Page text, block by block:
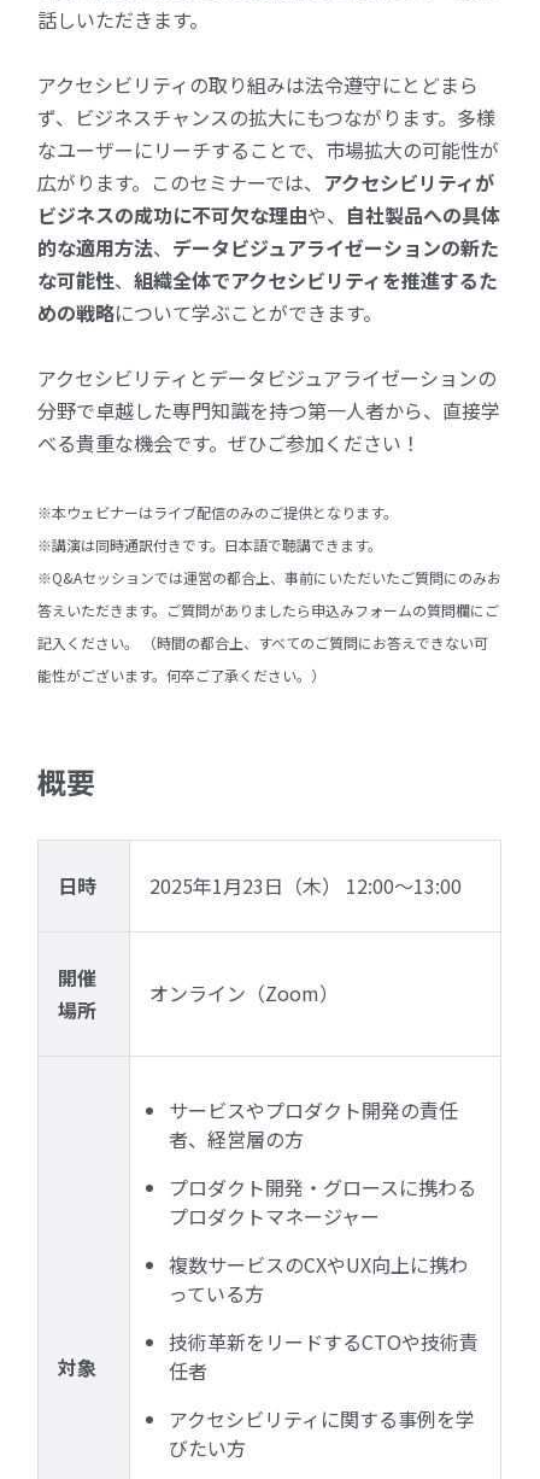
話しいただきます。
アクセシビリティの取り組みは法令遵守にとどまら
ず、ビジネスチャンスの拡大にもつながります。多様
なユーザーにリーチすることで、市場拡大の可能性が
広がります。このセミナーでは、 アクセシビリティが
ビジネスの成功に不可欠な理由や、 自社製品への具体
的な適用方法、 データビジュアライゼーションの新た
な可能性、組織全体でアクセシビリティを推進するた
めの戦略について学ぶことができます。
アクセシビリティとデータビジュアライゼーションの
分野で卓越した専門知識を持つ第一人者から、直接学
べる貴重な機会です。ぜひご参加ください！
※本ウェビナーはライブ配信のみのご提供となります。
※講演は同時通訳付きです。日本語で聴講できます。
※Q&Aセッションでは運営の都合上、事前にいただいたご質問にのみお
答えいただきます。 ご質問がありましたら申込みフォームの質問欄にご
記入ください。 （時間の都合上、すべてのご質問にお答えできない可
能性がございます。何卒ご了承ください。）
概要
日時 2025年1月23日（木） 12:00〜13:00
開催
場所
オンライン（Zoom）
対象
サービスやプロダクト開発の責任
者、経営層の方
プロダクト開発・グロースに携わる
プロダクトマネージャー
複数サービスのCXやUX向上に携わ
っている方
技術革新をリードするCTOや技術責
任者
アクセシビリティに関する事例を学
びたい方